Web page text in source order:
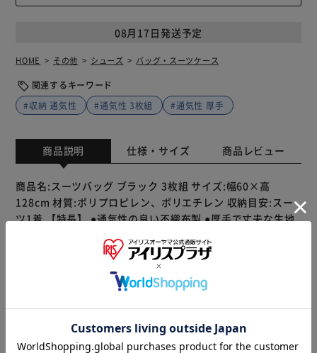
08月17日発送予定
HOME その他 シューズ バッグ・スーツケース
関連するキーワード
#収納 通気性
#通気性 3枚組 #通気性 厚手
商品説明 仕様・サイズ 商品レビュー
商品名:スーツバッグ ブラック 3枚組 サイズ:幅60×高
128cm 材質:ポリプロピレン、ポリエチレン 収納目安:スー
ツ1着 【特長】 ●通気性の良い不織布製 ●厚手で丈夫な生地
●中身が見える透明窓付き ●大きく開くファスナーで取り出
しカンタン ●持ち運びにも便利 【ご注意】 ●洗えません
※製品は予告なく仕様を変更する場合がございます。あらか
じめご了承ください。